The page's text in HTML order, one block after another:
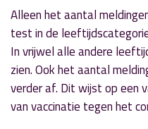
Alleen het aantal
test in de
In vrijwel alle andere
zien. Ook het aantal
verder af. Dit wijst op een
van vaccinatie tegen het